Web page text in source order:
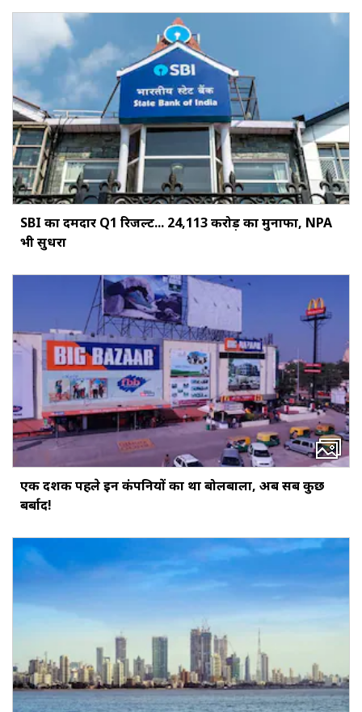
SBI का दमदार Q1 रिजल्ट... ₹24,113 करोड़ का मुनाफा, NPA
भी सुधरा
एक दशक पहले इन कंपनियों का था बोलबाला, अब सब कुछ
बर्बाद!